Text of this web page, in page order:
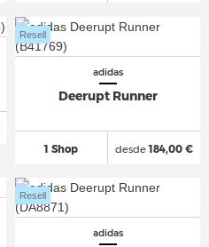
adidas
Deerupt Runner
1 Shop
Resell
desde184,00 €
adidas
Resell